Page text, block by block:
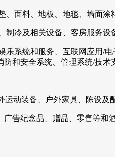
面料、地板、地毯、墙面
冷及相关设备、客房服务设
乐系统和服务、互联网应用/
和安全系统、管理系统/技术
动装备、户外家具、陈设及
告纪念品、赠品、零售等和